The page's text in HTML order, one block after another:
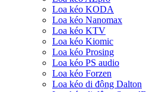
Loa kéo KODA
Loa kéo Nanomax
Loa kéo KTV
Loa kéo Kiomic
Loa kéo Prosing
Loa kéo PS audio
Loa kéo Forzen
Loa kéo di động Dalton